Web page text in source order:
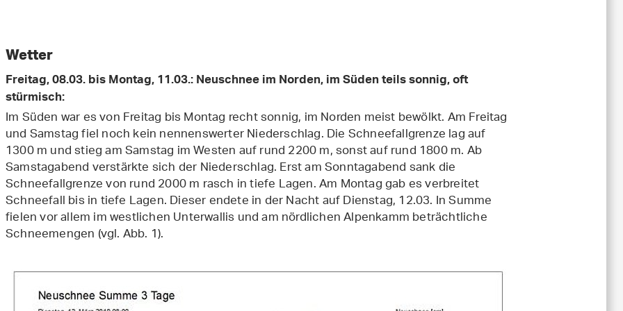
Wetter
Freitag, 08.03. bis Montag, 11.03.: Neuschnee im Norden, im Süden teils sonnig, oft
stürmisch:
Im Süden war es von Freitag bis Montag recht sonnig, im Norden meist bewölkt. Am Freitag
und Samstag fiel noch kein nennenswerter Niederschlag. Die Schneefallgrenze lag auf
1300 m und stieg am Samstag im Westen auf rund 2200 m, sonst auf rund 1800 m. Ab
Samstagabend verstärkte sich der Niederschlag. Erst am Sonntagabend sank die
Schneefallgrenze von rund 2000 m rasch in tiefe Lagen. Am Montag gab es verbreitet
Schneefall bis in tiefe Lagen. Dieser endete in der Nacht auf Dienstag, 12.03. In Summe
fielen vor allem im westlichen Unterwallis und am nördlichen Alpenkamm beträchtliche
Schneemengen (vgl. Abb. 1).